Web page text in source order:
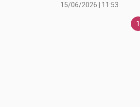
15/06/2026 | 11:53
1